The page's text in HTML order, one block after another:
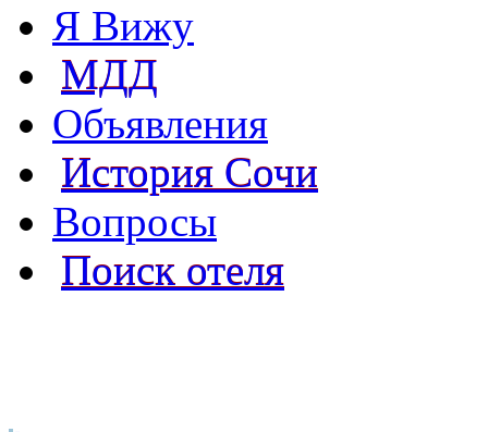
Я Вижу
МДД
Объявления
История Сочи
Вопросы
Поиск отеля